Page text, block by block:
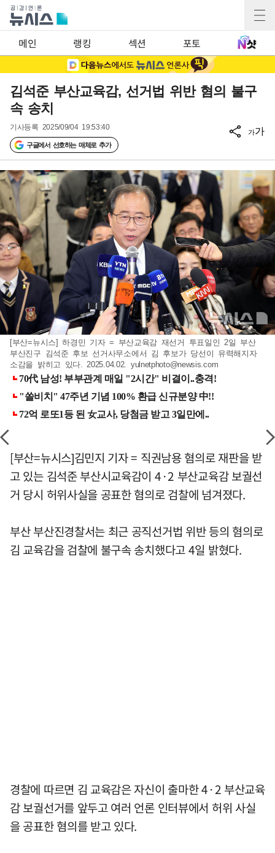
메인 랭킹 섹션 포토
김석준 부산교육감, 선거법 위반 혐의 불구
속 송치
기사등록 2025/09/04 19:53:40
구글에서 선호하는 매체로 추가
가가
[부산=뉴시스] 하경민 기자 = 부산교육감 재선거 투표일인 2일 부산
부산진구 김석준 후보 선거사무소에서 김 후보가 당선이 유력해지자
소감을 밝히고 있다. 2025.04.02. yulnetphoto@newsis.com
[부산=뉴시스]김민지 기자 = 직권남용 혐의로 재판을 받
고 있는 김석준 부산시교육감이 4·2 부산교육감 보궐선
거 당시 허위사실을 공표한 혐의로 검찰에 넘겨졌다.
부산 부산진경찰서는 최근 공직선거법 위반 등의 혐의로
김 교육감을 검찰에 불구속 송치했다고 4일 밝혔다.
경찰에 따르면 김 교육감은 자신이 출마한 4·2 부산교육
감 보궐선거를 앞두고 여러 언론 인터뷰에서 허위 사실
을 공표한 혐의를 받고 있다.